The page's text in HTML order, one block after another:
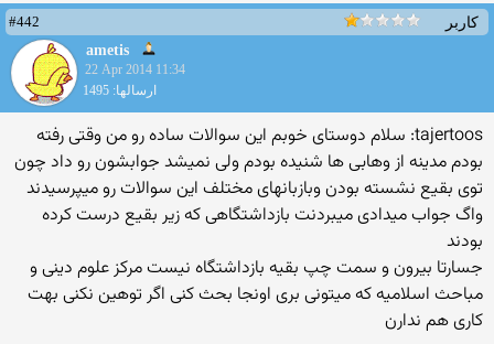
کاربر
#442
ametis
22 Apr 2014 11:34
ارسالها: 1495
tajertoos: سلام دوستای خوبم این سوالات ساده رو من وقتی رفته
بودم مدینه از وهابی ها شنیده بودم ولی نمیشد جوابشون رو داد چون
توی بقیع نشسته بودن وبازبانهای مختلف این سوالات رو میپرسیدند
واگ جواب میدادی میبردنت بازداشتگاهی که زیر بقیع درست کرده
بودند
جسارتا بیرون و سمت چپ بقیه بازداشتگاه نیست مرکز علوم دینی و
مباحث اسلامیه که میتونی بری اونجا بحث کنی اگر توهین نکنی بهت
کاری هم ندارن